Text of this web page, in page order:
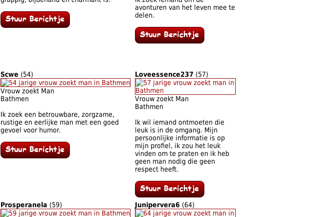
avonturen van het leven mee te
delen.
Scwe (54)
Vrouw zoekt Man
Bathmen
Ik zoek een betrouwbare, zorgzame,
rustige en eerlijke man met een goed
gevoel voor humor.
Loveessence237 (57)
Vrouw zoekt Man
Bathmen
Ik wil iemand ontmoeten die
leuk is in de omgang. Mijn
persoonlijke informatie is op
mijn profiel, ik zou het leuk
vinden om te praten en ik heb
geen man nodig die geen
respect heeft.
Prosperanela (59) Junipervera6 (64)